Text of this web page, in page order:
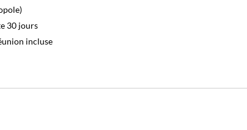
30 jours
incluse